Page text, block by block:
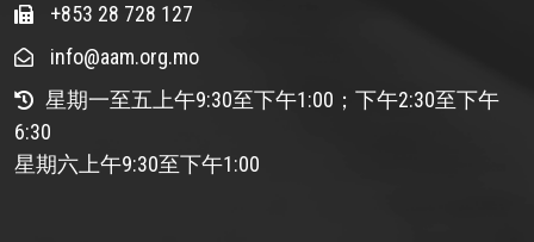
+853 28 728 127
info@aam.org.mo
星期一至五上午9:30至下午1:00；下午2:30至下午
6:30
星期六上午9:30至下午1:00